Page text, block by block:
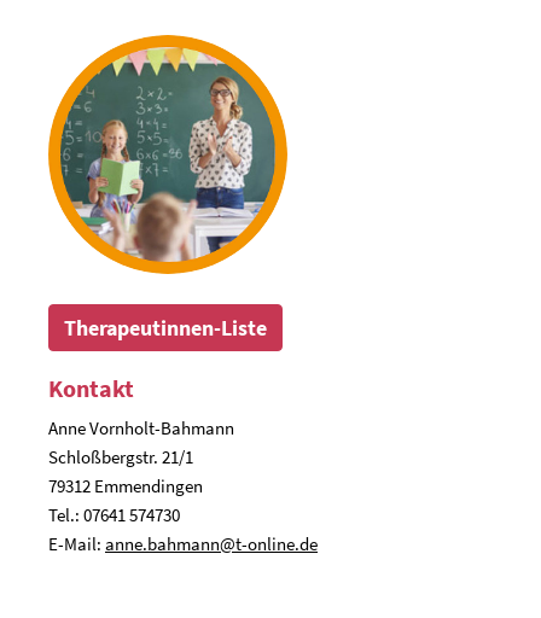
Therapeutinnen-Liste
Kontakt
Anne Vornholt-Bahmann
Schloßbergstr. 21/1
79312 Emmendingen
Tel.: 07641 574730
E-Mail: anne.bahmann@t-online.de